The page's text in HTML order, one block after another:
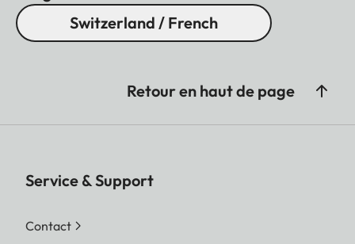
Switzerland / French
Retour en haut de page
Service & Support
Contact